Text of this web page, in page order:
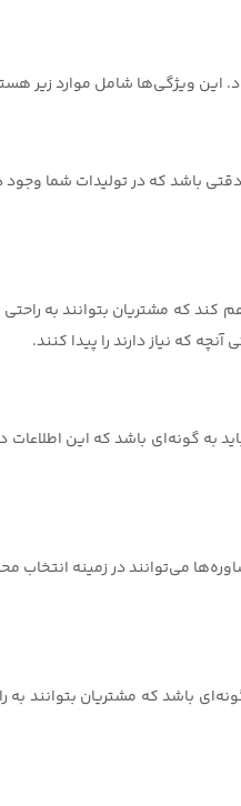
این ویژگی‌ها شامل موارد زیر
باشد که در تولیدات شما وجود
کند که مشتریان بتوانند به
که نیاز دارند را پیدا کنند.
به گونه‌ای باشد که این اطلاعات
می‌توانند در زمینه انتخاب
باشد که مشتریان بتوانند به